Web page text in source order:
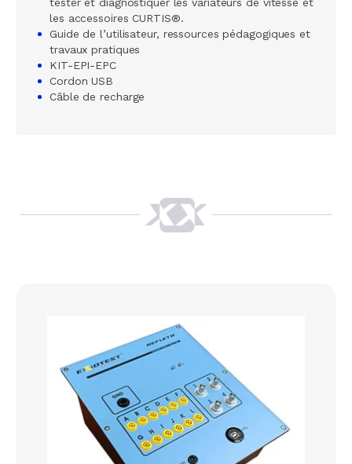
les accessoires CURTIS®.
Guide de l’utilisateur, ressources pédagogiques et
travaux pratiques
KIT-EPI-EPC
Cordon USB
Câble de recharge